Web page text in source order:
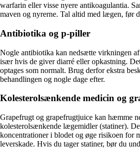
warfarin eller visse nyere antikoagulantia.
maven og nyrerne. Tal altid med lægen, før
Antibiotika og p-piller
Nogle antibiotika kan nedsætte virkningen
især hvis de giver diarré eller opkastning.
optages som normalt. Brug derfor ekstra
behandlingen og nogle dage efter.
Kolesterolsænkende medicin og
Grapefrugt og grapefrugtjuice kan hæmme
kolesterolsænkende lægemidler (statiner).
koncentrationer i blodet og øge risikoen for
leverskade. Hvis du tager statiner, bør du